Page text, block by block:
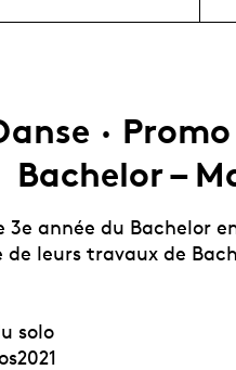
·
Bachelor –
3e année du Bachelor
leurs travaux de
solo